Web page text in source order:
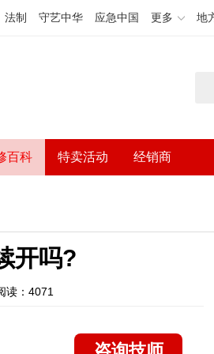
法制 守艺中华 应急中国 更多 地
百科 特卖活动 经销商
开吗?
读：4071